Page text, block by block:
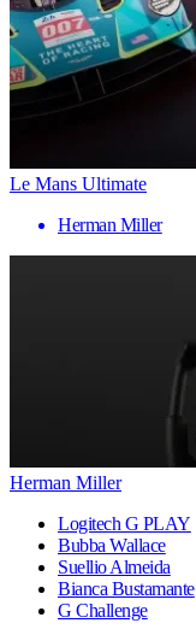
Le Mans Ultimate
Herman Miller
Herman Miller
Logitech G PLAY
Bubba Wallace
Suellio Almeida
Bianca Bustamante
G Challenge